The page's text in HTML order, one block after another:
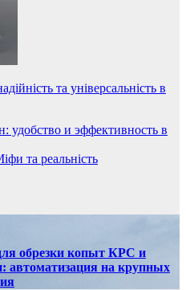
та універсальність в
удобство и эффективность в
та реальність
обрезки копыт КРС и
автоматизация на крупных